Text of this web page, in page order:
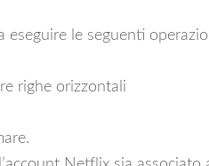
eseguire le seguenti
righe orizzontali